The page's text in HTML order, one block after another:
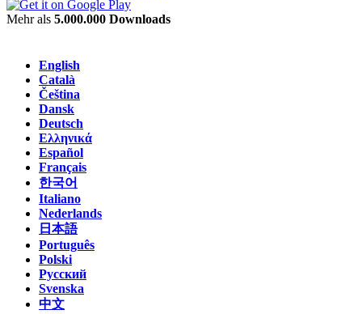
Mehr als 5.000.000 Downloads
English
Català
Čeština
Dansk
Deutsch
Ελληνικά
Español
Français
한국어
Italiano
Nederlands
日本語
Português
Polski
Русский
Svenska
中文